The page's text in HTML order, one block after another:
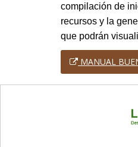
compilación de
recursos y la
que podrán
MANUAL